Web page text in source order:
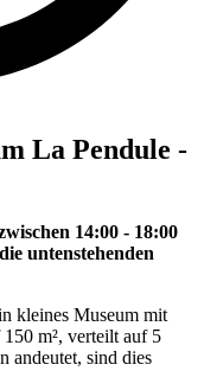
La Pendule -
14:00 - 18:00
untenstehenden
kleines Museum mit
m², verteilt auf 5
andeutet, sind dies